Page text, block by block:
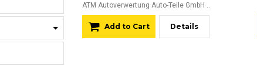
ATM Autoverwertung Auto-Teile GmbH ..
Add to Cart Details